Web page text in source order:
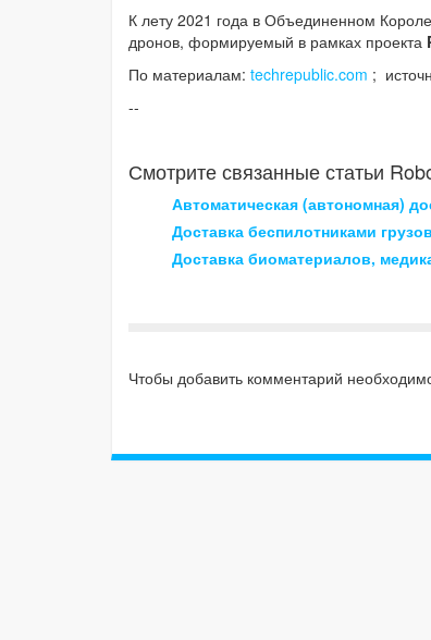
К лету 2021 года в Объединенном
дронов, формируемый в рамках проекта
По материалам: techrepublic.com ;
--
Смотрите связанные статьи
Автоматическая (автономная)
Доставка беспилотниками грузов
Доставка биоматериалов,
Чтобы добавить комментарий